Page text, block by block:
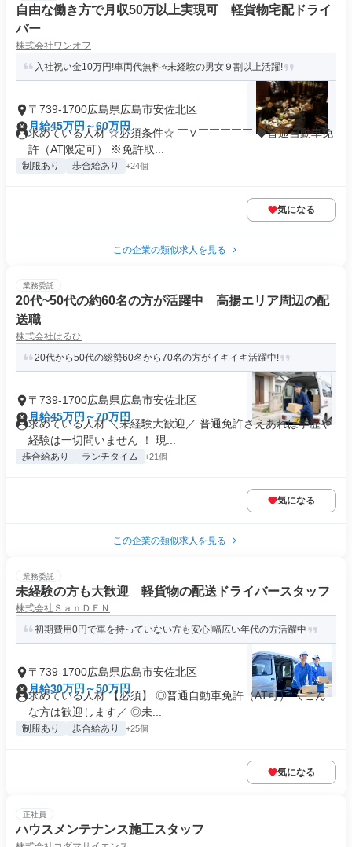
自由な働き方で月収50万以上実現可 軽貨物宅配ドライ
バー
株式会社ワンオフ
入社祝い金10万円!車両代無料⭐未経験の男女９割以上活躍!
〒739-1700広島県広島市安佐北区
月給45万円～60万円
求めている人材 ☆必須条件☆ ￣∨￣￣￣￣￣ ◆普通自動車免
許（AT限定可） ※免許取...
制服あり 歩合給あり +24個
気になる
この企業の類似求人を見る
業務委託
20代~50代の約60名の方が活躍中 高揚エリア周辺の配
送職
株式会社はるひ
20代から50代の総勢60名から70名の方がイキイキ活躍中!
〒739-1700広島県広島市安佐北区
月給45万円～70万円
求めている人材 ＼未経験大歓迎／ 普通免許さえあれば学歴や
経験は一切問いません ！ 現...
歩合給あり ランチタイム +21個
気になる
この企業の類似求人を見る
業務委託
未経験の方も大歓迎 軽貨物の配送ドライバースタッフ
株式会社ＳａｎＤＥＮ
初期費用0円で車を持っていない方も安心!幅広い年代の方活躍中
〒739-1700広島県広島市安佐北区
月給30万円～50万円
求めている人材 【必須】 ◎普通自動車免許（AT可） ＼こん
な方は歓迎します／ ◎未...
制服あり 歩合給あり +25個
気になる
正社員
ハウスメンテナンス施工スタッフ